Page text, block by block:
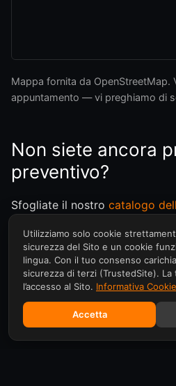
Mappa fornita da OpenStreetMap.
appuntamento — vi preghiamo di
Non siete ancora
preventivo?
Sfogliate il nostro catalogo
ricondizionato e scelta del
consultate leDomande
Utilizziamo solo cookie
sicurezza del Sito e un cookie
lingua. Con il tuo consenso
sicurezza di terzi (TrustedSite). La
l’accesso al Sito. Informativa Cookie
Accetta